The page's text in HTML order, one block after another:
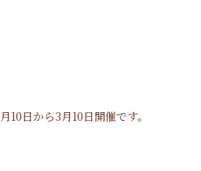
10日から3月10日開催です。